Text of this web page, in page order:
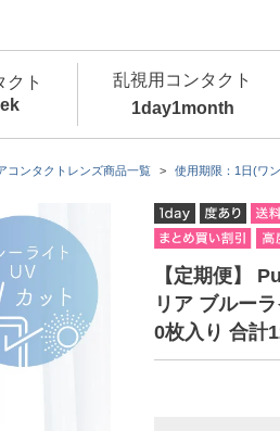
コンタクトレンズ商品一覧 使用期限：1日(ワ
【定期便】
リア ブルー
0枚入り 合計
クト
乱視用コンタクト
1day1month
品